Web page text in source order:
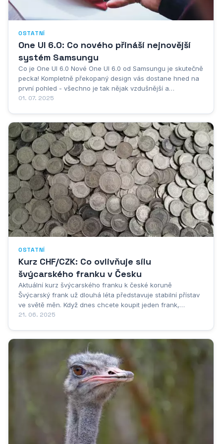
OSTATNÍ
One UI 6.0: Co nového přináší nejnovější
systém Samsungu
Co je One UI 6.0 Nové One UI 6.0 od Samsungu je skutečně
pecka! Kompletně překopaný design vás dostane hned na
první pohled - všechno je tak nějak vzdušnější a
modernější, ale pořád poznáte, že jste v Samsungu.
01. 07. 2025
OSTATNÍ
Kurz CHF/CZK: Co ovlivňuje sílu
švýcarského franku v Česku
Aktuální kurz švýcarského franku k české koruně
Švýcarský frank už dlouhá léta představuje stabilní přístav
ve světě měn. Když dnes chcete koupit jeden frank,
zaplatíte zhruba 25,50 korun. To ale není jen tak náhodou -
21. 06. 2025